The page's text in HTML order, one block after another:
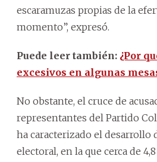
escaramuzas propias de la
momento”, expresó.
Puede leer también: ¿Por
excesivos en algunas
No obstante, el cruce de
representantes del Partido
ha caracterizado el desarrollo
electoral, en la que cerca de